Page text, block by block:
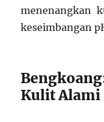
menenangkan
keseimbangan
Kulit Alami